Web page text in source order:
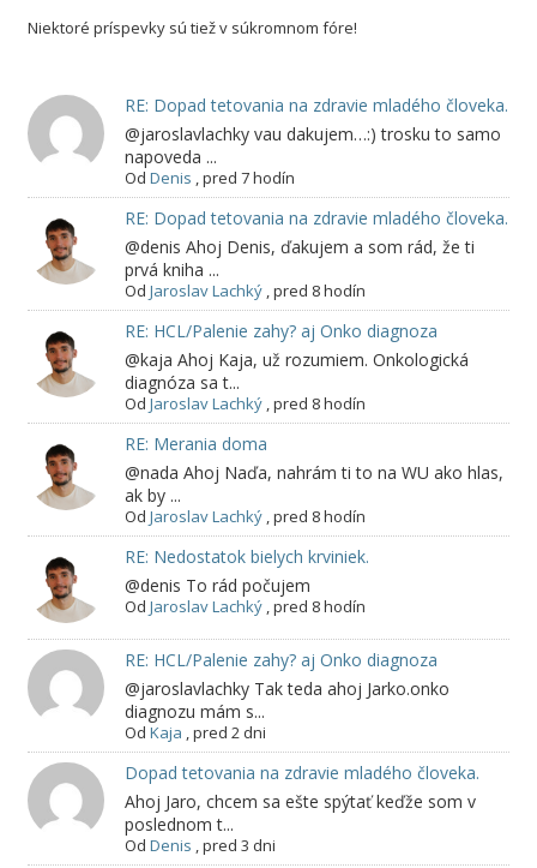
Niektoré príspevky sú tiež v súkromnom fóre!
RE: Dopad tetovania na zdravie mladého človeka.
@jaroslavlachky vau dakujem…:) trosku to samo
napoveda ...
Od Denis ,pred 7 hodín
RE: Dopad tetovania na zdravie mladého človeka.
@denis Ahoj Denis, ďakujem a som rád, že ti
prvá kniha ...
Od Jaroslav Lachký,pred 8 hodín
RE: HCL/Palenie zahy? aj Onko diagnoza
@kaja Ahoj Kaja, už rozumiem. Onkologická
diagnóza sa t...
Od Jaroslav Lachký,pred 8 hodín
RE: Merania doma
@nada Ahoj Naďa, nahrám ti to na WU ako hlas,
ak by ...
Od Jaroslav Lachký,pred 8 hodín
RE: Nedostatok bielych krviniek.
@denis To rád počujem
Od Jaroslav Lachký,pred 8 hodín
RE: HCL/Palenie zahy? aj Onko diagnoza
@jaroslavlachky Tak teda ahoj Jarko.onko
diagnozu mám s...
Od Kaja ,pred 2 dni
Dopad tetovania na zdravie mladého človeka.
Ahoj Jaro, chcem sa ešte spýtať keďže som v
poslednom t...
Od Denis ,pred 3 dni